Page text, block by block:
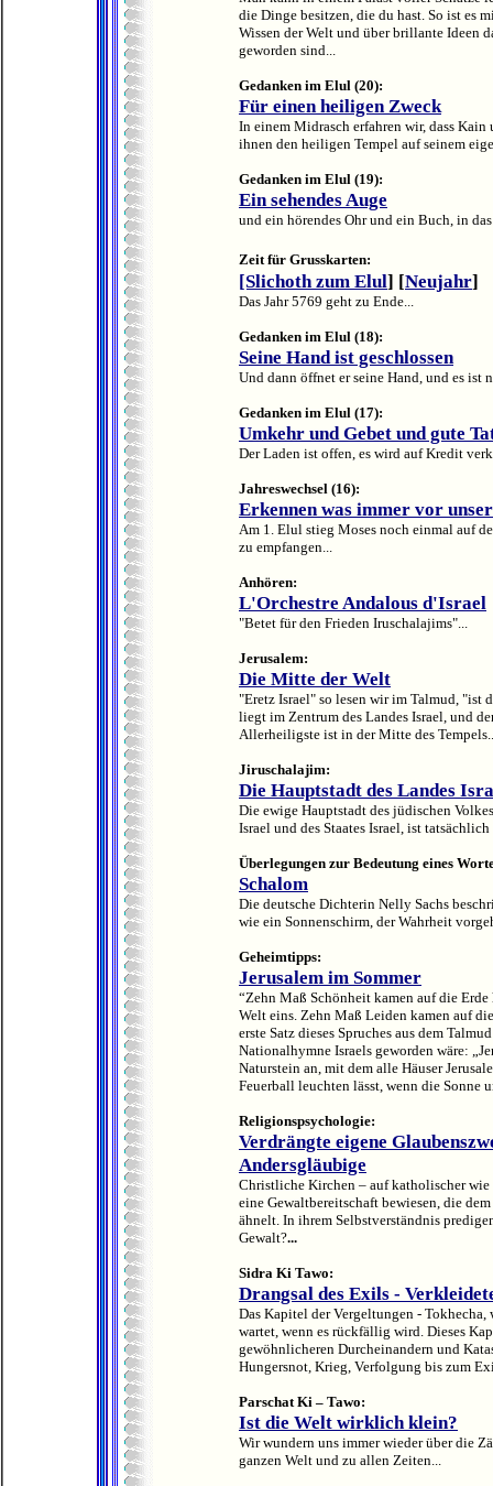
die Dinge besitzen, die du hast. So ist es
Wissen der Welt und über brillante Ideen
geworden sind...
Gedanken im Elul (20):
Für einen heiligen Zweck
In einem Midrasch erfahren wir, dass
ihnen den heiligen Tempel auf seinem
Gedanken im Elul (19):
Ein sehendes Auge
und ein hörendes Ohr und ein Buch, in
Zeit für Grusskarten:
[Slichoth zum Elul] [Neujahr]
Das Jahr 5769 geht zu Ende...
Gedanken im Elul (18):
Seine Hand ist geschlossen
Und dann öffnet er seine Hand, und es ist
Gedanken im Elul (17):
Umkehr und Gebet und gute
Der Laden ist offen, es wird auf Kredit
Jahreswechsel (16):
Erkennen was immer vor
Am 1. Elul stieg Moses noch einmal auf
zu empfangen...
Anhören:
L'Orchestre Andalous d'Israel
"Betet für den Frieden Iruschalajims"...
Jerusalem:
Die Mitte der Welt
"Eretz Israel" so lesen wir im Talmud, "ist
liegt im Zentrum des Landes Israel, und
Allerheiligste ist in der Mitte des
Jiruschalajim:
Die Hauptstadt des Landes
Die ewige Hauptstadt des jüdischen
Israel und des Staates Israel, ist
Überlegungen zur Bedeutung eines
Schalom
Die deutsche Dichterin Nelly Sachs
wie ein Sonnenschirm, der Wahrheit
Geheimtipps:
Jerusalem im Sommer
“Zehn Maß Schönheit kamen auf die
Welt eins. Zehn Maß Leiden kamen auf
erste Satz dieses Spruches aus dem
Nationalhymne Israels geworden wäre:
Naturstein an, mit dem alle Häuser
Feuerball leuchten lässt, wenn die Sonne
Religionspsychologie:
Verdrängte eigene
Andersgläubige
Christliche Kirchen – auf katholischer wie
eine Gewaltbereitschaft bewiesen, die
ähnelt. In ihrem Selbstverständnis
Gewalt?...
Sidra Ki Tawo:
Drangsal des Exils -
Das Kapitel der Vergeltungen - Tokhecha,
wartet, wenn es rückfällig wird. Dieses
gewöhnlicheren Durcheinandern und
Hungersnot, Krieg, Verfolgung bis zum
Parschat Ki – Tawo:
Ist die Welt wirklich klein?
Wir wundern uns immer wieder über die
ganzen Welt und zu allen Zeiten...